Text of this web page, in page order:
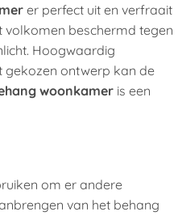
er perfect uit en verfraait
volkomen beschermd tegen
Hoogwaardig
gekozen ontwerp kan de
woonkamer is een
om er andere
van het behang